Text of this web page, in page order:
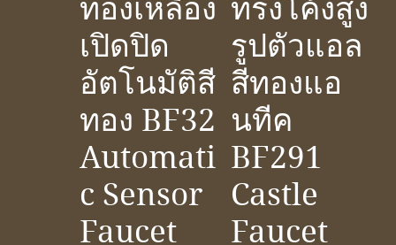
ทองเหลือง
เปิดปิด
อัตโนมัติสี
ทอง BF32
Automati
c Sensor
Faucet
ทรงโค้งสูง
รูปตัวแอล
สีทองแอ
นทีค
BF291
Castle
Faucet